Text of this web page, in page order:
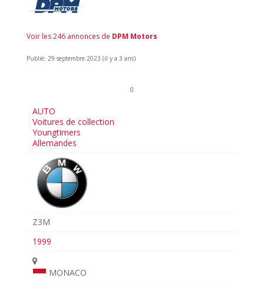
Voir les 246 annonces de DPM Motors
Publié: 29 septembre 2023 (il y a 3 ans)
0
AUTO
Voitures de collection
Youngtimers
Allemandes
Z3M
1999
MONACO